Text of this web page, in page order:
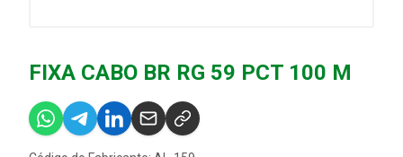
FIXA CABO BR RG 59 PCT 100 M